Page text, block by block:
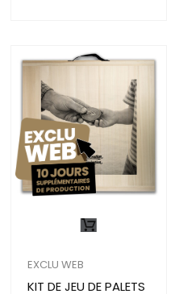
EXCLU WEB
KIT DE JEU DE PALETS